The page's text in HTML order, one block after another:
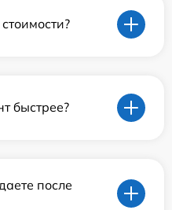
быстрее?
после